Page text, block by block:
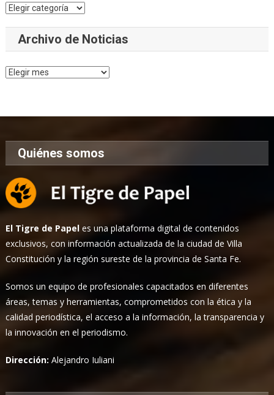
Categorías
Archivo de Noticias
Archivo
Quiénes somos
El Tigre de Papel es una plataforma digital de contenidos
exclusivos, con información actualizada de la ciudad de Villa
Constitución y la región sureste de la provincia de Santa Fe.
Somos un equipo de profesionales capacitados en diferentes
áreas, temas y herramientas, comprometidos con la ética y la
calidad periodística, el acceso a la información, la transparencia y
la innovación en el periodismo.
Dirección:Alejandro Iuliani